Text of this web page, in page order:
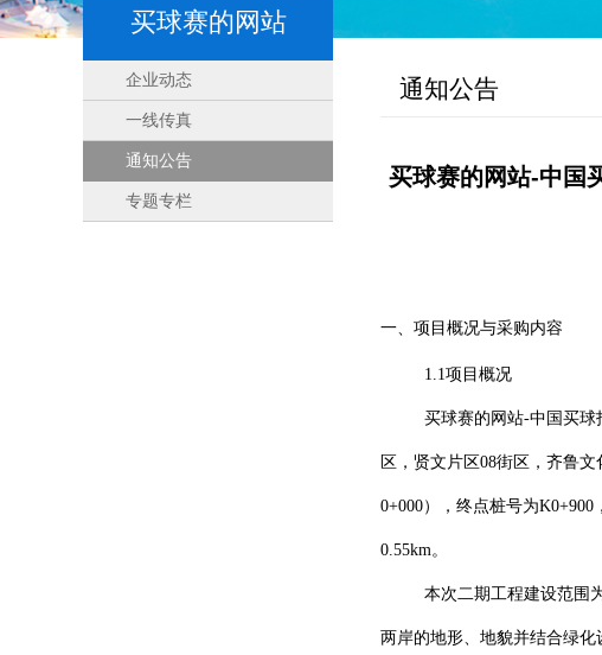
买球赛的网站
企业动态
一线传真
通知公告
专题专栏
通知公告
买球赛的网站-中国
一、项目概况与采购内容
1.1项目概况
买球赛的网站-中国买
区，贤文片区08街区，齐鲁
0+000），终点桩号为K0+900
0.55km。
本次二期工程建设范围
两岸的地形、地貌并结合绿